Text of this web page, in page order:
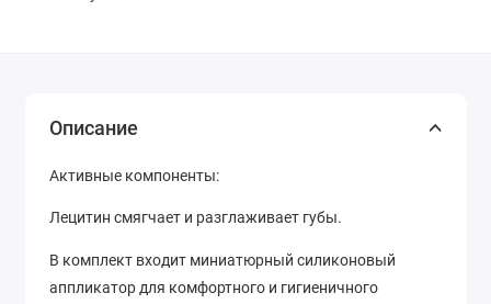
Описание
Активные компоненты:
Лецитин смягчает и разглаживает губы.
В комплект входит миниатюрный силиконовый
аппликатор для комфортного и гигиеничного